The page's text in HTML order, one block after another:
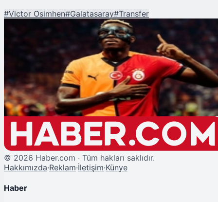
#Victor Osimhen#Galatasaray#Transfer
Avrupa Devleri Osimhen'e Kancayı Taktı! Galatasaray'ın Tavrı Net
© 2026 Haber.com · Tüm hakları saklıdır.
Hakkımızda·Reklam·İletişim·Künye
Haber